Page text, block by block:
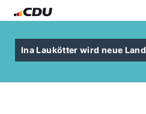
Ina Laukötter wird neue